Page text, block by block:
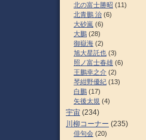
北の富士勝昭 (11)
北青鵬 治 (6)
大砂嵐 (6)
大鵬 (28)
御嶽海 (2)
旭大星託也 (3)
照ノ富士春雄 (6)
王鵬幸之介 (2)
琴紺野優紀 (13)
白鵬 (17)
矢後太規 (4)
宇宙 (234)
川柳コーナー (235)
俳句会 (20)